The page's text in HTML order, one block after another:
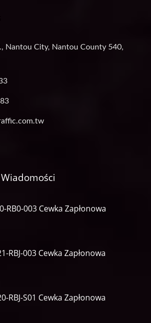
Nantou City, Nantou County 540,
RB0-003 Cewka Zapłonowa
RBJ-003 Cewka Zapłonowa
RBJ-S01 Cewka Zapłonowa